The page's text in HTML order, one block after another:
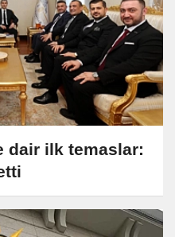
dair ilk temaslar: